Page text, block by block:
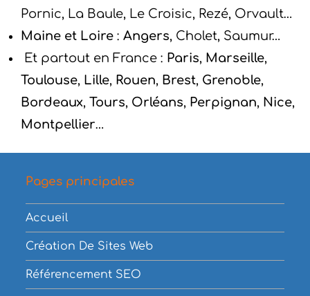
Pornic, La Baule, Le Croisic, Rezé, Orvault…
Maine et Loire : Angers, Cholet, Saumur…
Et partout en France : Paris, Marseille,
Toulouse, Lille, Rouen, Brest, Grenoble,
Bordeaux, Tours, Orléans, Perpignan, Nice,
Montpellier…
Pages principales
Accueil
Création De Sites Web
Référencement SEO